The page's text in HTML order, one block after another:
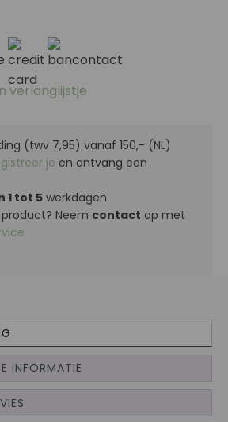
verlanglijstje
(twv 7,95) vanaf 150,- (NL)
je en ontvang een
1 tot 5 werkdagen
Neem contact op met
INFORMATIE